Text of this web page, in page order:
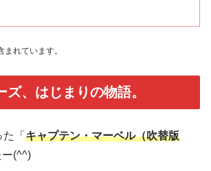
れています。
ズ、はじまりの物語。
「 キャプテン・マーベル（吹替版
ー(^^)